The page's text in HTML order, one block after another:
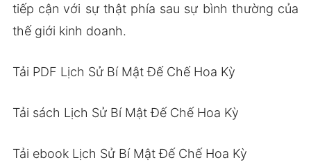
tiếp cận với sự thật phía sau sự bình thường của
thế giới kinh doanh.
Tải PDF Lịch Sử Bí Mật Đế Chế Hoa Kỳ
Tải sách Lịch Sử Bí Mật Đế Chế Hoa Kỳ
Tải ebook Lịch Sử Bí Mật Đế Chế Hoa Kỳ